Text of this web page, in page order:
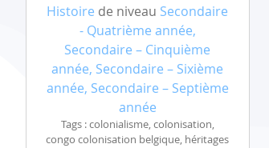
Histoire de niveau Secondaire
- Quatrième année,
Secondaire – Cinquième
année, Secondaire – Sixième
année, Secondaire – Septième
année
Tags : colonialisme, colonisation,
congo colonisation belgique, héritages